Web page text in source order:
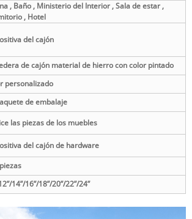
, Baño , Ministerio del Interior , Sala de estar ,
, Hotel
del cajón
de cajón material de hierro con color pintado
personalizado
de embalaje
las piezas de los muebles
del cajón de hardware
14”/16”/18”/20”/22”/24”